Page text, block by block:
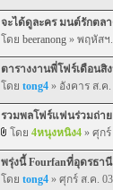
จะได้ดูละคร มนต์รักตล
โดย beeranong » พฤหัสฯ.
ตารางงานพี่โฟร์เดือนสิ
โดย tong4 » อังคาร ส.ค.
รวมพลโฟร์แฟนร่วมถ่าย
โดย 4หนุงหนิง4 » ศุกร์
พรุ่งนี้ Fourfanที่อุดรธา
โดย tong4 » ศุกร์ ส.ค.